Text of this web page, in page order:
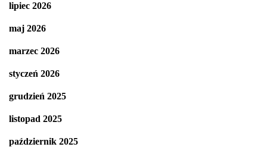
lipiec 2026
maj 2026
marzec 2026
styczeń 2026
grudzień 2025
listopad 2025
październik 2025